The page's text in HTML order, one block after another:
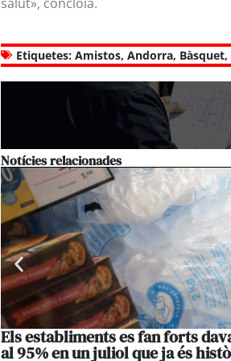
Etiquetes: Amistos, Andorra, Bàsquet,
Notícies relacionades
Els establiments es fan forts
al 95% en un juliol que ja és